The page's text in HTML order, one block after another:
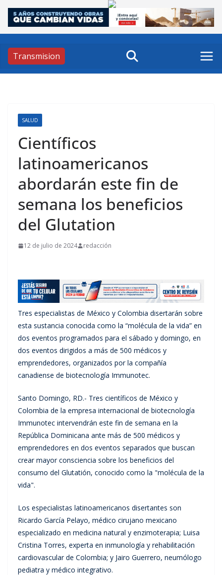
Skip
content
Transmision
SALUD
Científicos
latinoamericanos
abordarán este fin de
semana los beneficios
del Glutation
12 de julio de 2024 redacción
Tres especialistas de México y Colombia disertarán sobre
esta sustancia conocida como la “molécula de la vida” en
dos eventos programados para el sábado y domingo, en
dos eventos dirigidos a más de 500 médicos y
emprendedores, organizados por la compañía
canadiense de biotecnología Immunotec.
Santo Domingo, RD.- Tres científicos de México y
Colombia de la empresa internacional de biotecnología
Immunotec intervendrán este fin de semana en la
República Dominicana ante más de 500 médicos y
emprendedores en dos eventos separados que buscan
crear mayor consciencia sobre los beneficios del
consumo del Glutatión, conocido como la "molécula de la
vida".
Los especialistas latinoamericanos disertantes son
Ricardo García Pelayo, médico cirujano mexicano
especializado en medicina natural y enzimoterapia; Luisa
Cristina Torres, experta en inmunología y rehabilitación
cardiovascular de Colombia; y Jairo Guerrero, neumólogo
pediatra y médico integrativo.